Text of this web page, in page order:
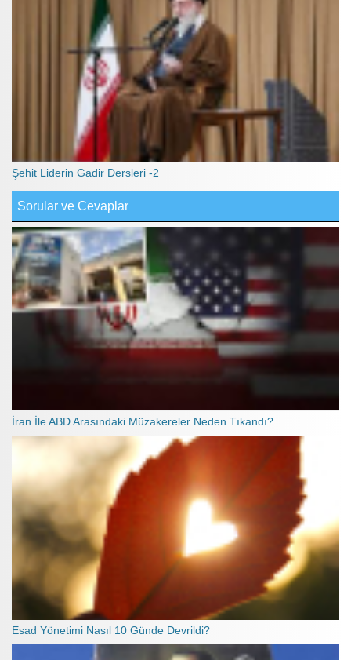
Şehit Liderin Gadir Dersleri -2
Sorular ve Cevaplar
İran İle ABD Arasındaki Müzakereler Neden Tıkandı?
Esad Yönetimi Nasıl 10 Günde Devrildi?